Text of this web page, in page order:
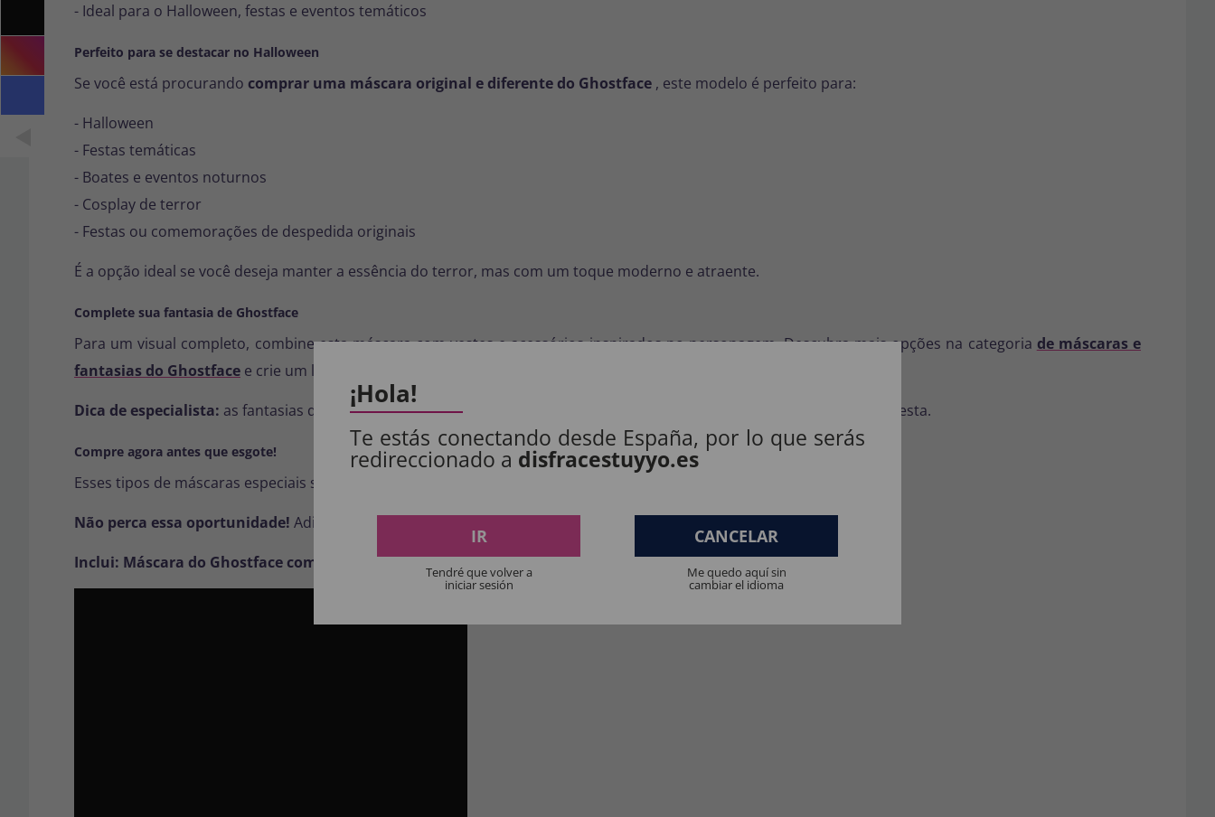
- Ideal para o Halloween, festas e eventos temáticos
Perfeito para se destacar no Halloween
Se você está procurando comprar uma máscara original e diferente do Ghostface , este modelo é perfeito para:
- Halloween
- Festas temáticas
- Boates e eventos noturnos
- Cosplay de terror
- Festas ou comemorações de despedida originais
É a opção ideal se você deseja manter a essência do terror, mas com um toque moderno e atraente.
Complete sua fantasia de Ghostface
Para um visual completo, combine esta máscara com vestes e acessórios inspirados no personagem. Descubra mais opções na categoria de máscaras e
fantasias do Ghostface e crie um look que realmente se destaque.
Dica de especialista: as fantasias que mais viralizam são aquelas que misturam o clássico com um toque original, como esta.
Compre agora antes que esgote!
Esses tipos de máscaras especiais são muito procurados durante campanhas como o Halloween.
Não perca essa oportunidade! Adicione ao seu carrinho e prepare-se para ser o centro das atenções.
Inclui: Máscara do Ghostface com sudário e acabamento espelhado de discoteca.
¡Hola!
Te estás conectando desde España, por lo que serás
redireccionado a disfracestuyyo.es
IR
Tendré que volver a
iniciar sesión
CANCELAR
Me quedo aquí sin
cambiar el idioma